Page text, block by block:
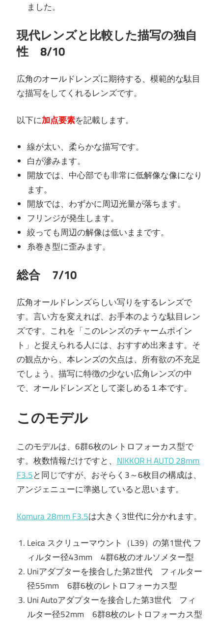
ました。
現代レンズと比較した描写の独自
性 8/10
広角のオールドレンズに期待する、模範的な駄目
な描写をしてくれるレンズです。
以下に加点要素を記載します。
線が太い、柔らかな描写です。
白が滲みます。
開放では、中心部でも非常に低解像な像になり
ます。
開放では、わずかに周辺光量が落ちます。
フリンジが発生します。
絞っても周辺の解像は低いままです。
糸巻き型に歪みます。
総合 7/10
広角オールドレンズらしい写りをするレンズで
す。言い方を変えれば、お手本のような駄目レン
ズです。これを「このレンズのチャームポイン
ト」と捉えられる人には、おすすめ出来ます。そ
の観点から、本レンズの欠点は、所有欲の不充足
でしょう。描写に特徴の少ない広角レンズの中
で、オールドレンズとして楽しめる１本です。
このモデル
このモデルは、6群6枚のレトロフォーカス型で
す。枚数情報だけですと、 NIKKOR H AUTO 28mm
F3.5と同じですが、おそらく3～6枚目の構成は、
アンジェニューに準拠していると思います。
Komura 28mm F3.5は大きく3世代に分かれます。
Leica スクリューマウント（L39）の第1世代 フ
ィルター径43mm 4群6枚のオルソメター型
Uniアダプターを接合した第2世代 フィルター
径55mm 6群6枚のレトロフォーカス型
Uni Autoアダプターを接合した第3世代 フィ
ルター径52mm 6群8枚のレトロフォーカス型